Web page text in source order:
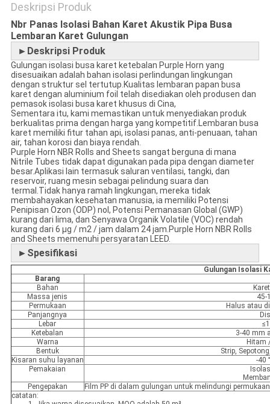
Deskripsi Produk
Nbr Panas Isolasi Bahan Karet Akustik Pipa Busa
Lembaran Karet Gulungan
►Deskripsi Produk
Gulungan isolasi busa karet ketebalan Purple Horn yang
disesuaikan adalah bahan isolasi perlindungan lingkungan
dengan struktur sel tertutup.Kualitas lembaran papan busa
karet dengan aluminium foil telah disediakan oleh produsen dan
pemasok isolasi busa karet khusus di Cina,
Sementara itu, kami memastikan untuk menyediakan produk
berkualitas prima dengan harga yang kompetitif.Lembaran busa
karet memiliki fitur tahan api, isolasi panas, anti-penuaan, tahan
air, tahan korosi dan biaya rendah.
Purple Horn NBR Rolls and Sheets sangat berguna di mana
Nitrile Tubes tidak dapat digunakan pada pipa dengan diameter
besar.Aplikasi lain termasuk saluran ventilasi, tangki, dan
reservoir, ruang mesin sebagai pelindung suara dan
termal.Tidak hanya ramah lingkungan, mereka tidak
membahayakan kesehatan manusia, ia memiliki Potensi
Penipisan Ozon (ODP) nol, Potensi Pemanasan Global (GWP)
kurang dari lima, dan Senyawa Organik Volatile (VOC) rendah
kurang dari 6 µg / m2 / jam dalam 24 jam.Purple Horn NBR Rolls
and Sheets memenuhi persyaratan LEED.
►Spesifikasi
Gulungan Isolasi
Barang
Bahan
Massa jenis
45-
Permukaan
Halus atau
Panjangnya
Lebar
Ketebalan
3-40 mm
Warna
Hitam
Bentuk
Strip,
Kisaran suhu layanan
-40
Pemakaian
Pengepakan
Film PP di dalam gulungan untuk melindungi
catatan: